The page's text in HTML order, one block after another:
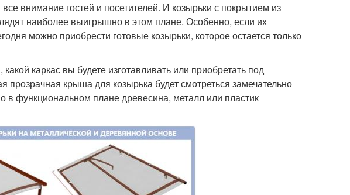
внимание гостей и посетителей. И козырьки с покрытием из
наиболее выигрышно в этом плане. Особенно, если их
можно приобрести готовые козырьки, которое остается только
каркас вы будете изготавливать или приобретать под
прозрачная крыша для козырька будет смотреться замечательно
в функциональном плане древесина, металл или пластик